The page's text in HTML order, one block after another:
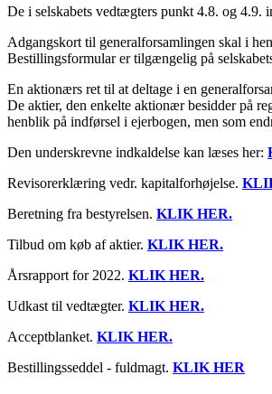
De i selskabets vedtægters punkt 4.8. og 4.9.
Adgangskort til generalforsamlingen skal i
Bestillingsformular er tilgængelig på
En aktionærs ret til at deltage i en
De aktier, den enkelte aktionær besidder på
henblik på indførsel i ejerbogen, men som
Den underskrevne indkaldelse kan læses her:
Revisorerklæring vedr. kapitalforhøjelse.
Beretning fra bestyrelsen. KLIK HER.
Tilbud om køb af aktier. KLIK HER.
Årsrapport for 2022. KLIK HER.
Udkast til vedtægter. KLIK HER.
Acceptblanket. KLIK HER.
Bestillingsseddel - fuldmagt. KLIK HER